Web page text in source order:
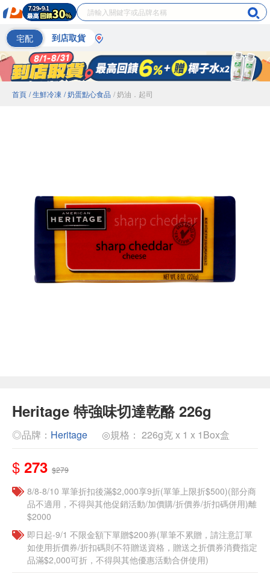
宅配 到店取貨
首頁 / 生鮮冷凍 / 奶蛋點心食品 / 奶油．起司
Heritage 特強味切達乾酪 226g
◎品牌： Heritage ◎規格： 226g克 x 1 x 1Box盒
$ 273 $279
8/8-8/10 單筆折扣後滿$2,000享9折(單筆上限折$500)(部分商
品不適用，不得與其他促銷活動/加價購/折價券/折扣碼併用)離
$2000
即日起-9/1 不限金額下單贈$200券(單筆不累贈，請注意訂單
如使用折價券/折扣碼則不符贈送資格，贈送之折價券消費指定
品滿$2,000可折，不得與其他優惠活動合併使用)